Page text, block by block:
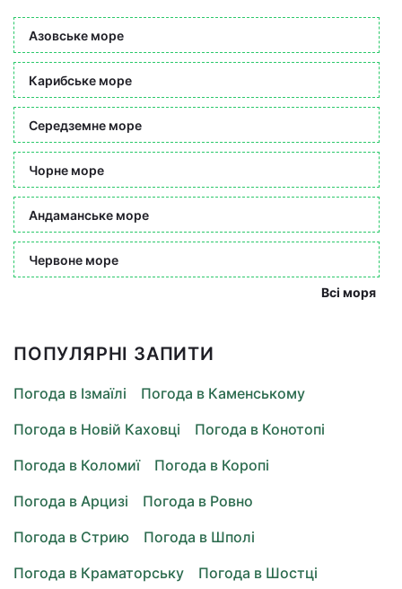
Азовське море
Карибське море
Середземне море
Чорне море
Андаманське море
Червоне море
Всі моря
ПОПУЛЯРНІ ЗАПИТИ
Погода в Ізмаїлі
Погода в Каменському
Погода в Новій Каховці
Погода в Конотопі
Погода в Коломиї
Погода в Коропі
Погода в Арцизі
Погода в Ровно
Погода в Стрию
Погода в Шполі
Погода в Краматорську
Погода в Шостці